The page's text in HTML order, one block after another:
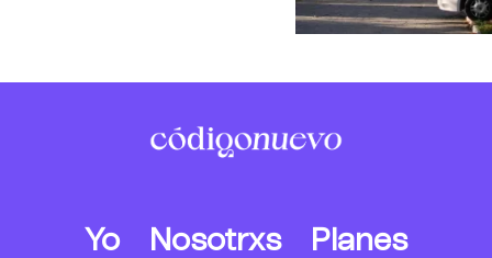
Yo Nosotrxs
Planes